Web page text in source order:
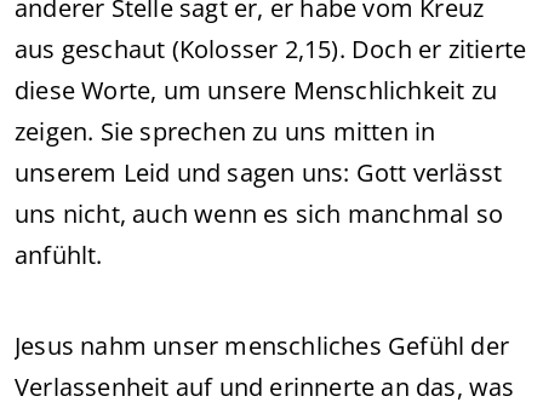
anderer Stelle sagt er, er habe vom Kreuz
aus geschaut (Kolosser 2,15). Doch er zitierte
diese Worte, um unsere Menschlichkeit zu
zeigen. Sie sprechen zu uns mitten in
unserem Leid und sagen uns: Gott verlässt
uns nicht, auch wenn es sich manchmal so
anfühlt.
Jesus nahm unser menschliches Gefühl der
Verlassenheit auf und erinnerte an das, was